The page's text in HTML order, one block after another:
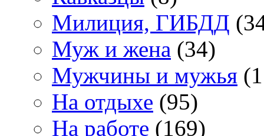
Милиция, ГИБДД
Муж и жена (34)
Мужчины и мужья
На отдыхе (95)
На работе (169)